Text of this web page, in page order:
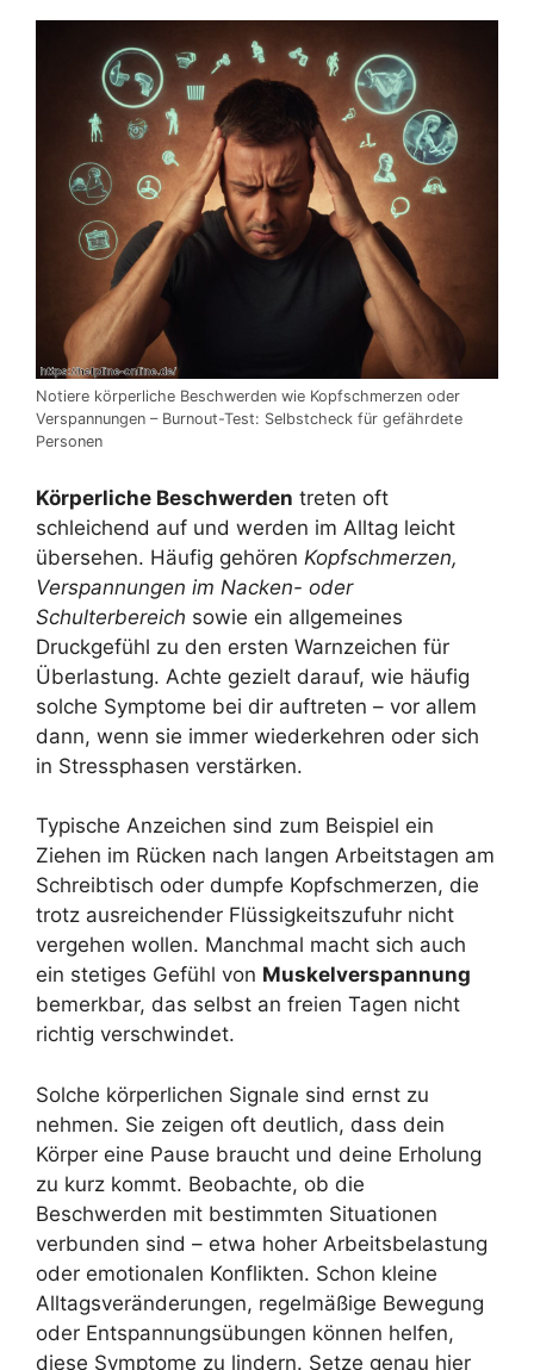
Notiere körperliche Beschwerden wie Kopfschmerzen oder
Verspannungen – Burnout-Test: Selbstcheck für gefährdete
Personen
Körperliche Beschwerden treten oft
schleichend auf und werden im Alltag leicht
übersehen. Häufig gehören Kopfschmerzen,
Verspannungen im Nacken- oder
Schulterbereich sowie ein allgemeines
Druckgefühl zu den ersten Warnzeichen für
Überlastung. Achte gezielt darauf, wie häufig
solche Symptome bei dir auftreten – vor allem
dann, wenn sie immer wiederkehren oder sich
in Stressphasen verstärken.
Typische Anzeichen sind zum Beispiel ein
Ziehen im Rücken nach langen Arbeitstagen am
Schreibtisch oder dumpfe Kopfschmerzen, die
trotz ausreichender Flüssigkeitszufuhr nicht
vergehen wollen. Manchmal macht sich auch
ein stetiges Gefühl von Muskelverspannung
bemerkbar, das selbst an freien Tagen nicht
richtig verschwindet.
Solche körperlichen Signale sind ernst zu
nehmen. Sie zeigen oft deutlich, dass dein
Körper eine Pause braucht und deine Erholung
zu kurz kommt. Beobachte, ob die
Beschwerden mit bestimmten Situationen
verbunden sind – etwa hoher Arbeitsbelastung
oder emotionalen Konflikten. Schon kleine
Alltagsveränderungen, regelmäßige Bewegung
oder Entspannungsübungen können helfen,
diese Symptome zu lindern. Setze genau hier